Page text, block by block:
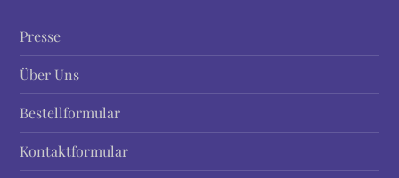
Presse
Über Uns
Bestellformular
Kontaktformular